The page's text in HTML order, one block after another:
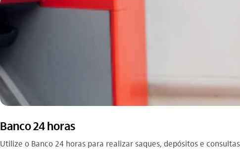
Banco 24 horas
Utilize o Banco 24 horas para realizar saques, depósitos e